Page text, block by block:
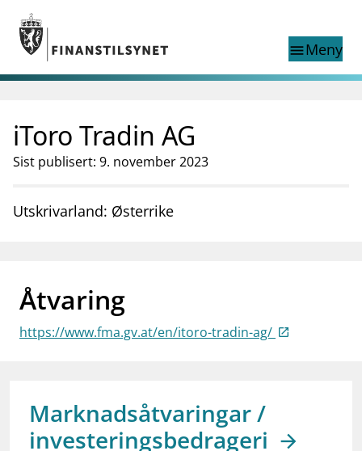
Gå til hovedinnhold
Gå til søkesiden
menuMeny
nettstedet
English
English
English home page
Tilsyn
Finanstilsynets registre
businessOm Finanstilsynet
mail_outlineKontakt oss
dashboardInformasjon for investorer
notifications_noneAbonner på nyhetsvarsel
iToro Tradin AG
Sist publisert: 9. november 2023
Utskrivarland: Østerrike
Åtvaring
https://www.fma.gv.at/en/itoro-tradin-ag/
Marknadsåtvaringar /
investeringsbedrageri